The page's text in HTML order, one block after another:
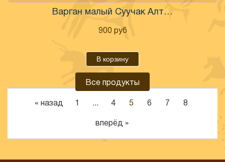
Варган малый Суучак Алтай
900 руб
В корзину
Все продукты
Все продукты
« назад 1 ... 4 5 6 7 8
вперёд »